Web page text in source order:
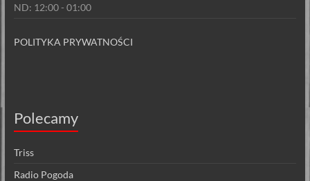
ND: 12:00 - 01:00
POLITYKA PRYWATNOŚCI
Polecamy
Triss
Radio Pogoda